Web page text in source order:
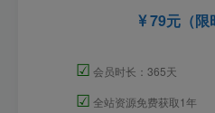
79元（限
☑ 会员时长：365天
☑ 全站资源免费获取1年